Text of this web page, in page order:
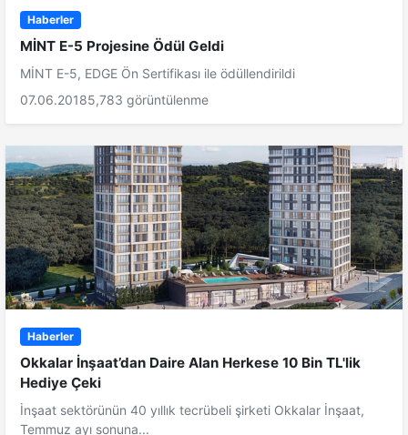
Haberler
MİNT E-5 Projesine Ödül Geldi
MİNT E-5, EDGE Ön Sertifikası ile ödüllendirildi
07.06.20185,783 görüntülenme
Haberler
Okkalar İnşaat’dan Daire Alan Herkese 10 Bin TL'lik
Hediye Çeki
İnşaat sektörünün 40 yıllık tecrübeli şirketi Okkalar İnşaat,
Temmuz ayı sonuna...